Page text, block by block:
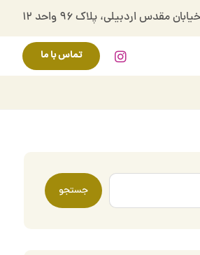
مقدس اردبیلی، پلاک ۹۶ واحد ۱۲
تماس با ما
جستجو